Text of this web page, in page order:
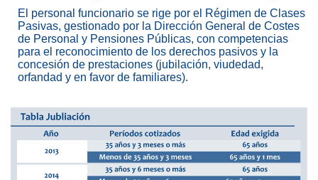
El personal funcionario se rige por el Régimen de Clases
Pasivas, gestionado por la Dirección General de Costes
de Personal y Pensiones Públicas, con competencias
para el reconocimiento de los derechos pasivos y la
concesión de prestaciones (jubilación, viudedad,
orfandad y en favor de familiares).